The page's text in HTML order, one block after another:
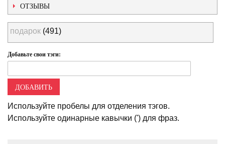
ОТЗЫВЫ
подарок (491)
Добавьте свои тэги:
ДОБАВИТЬ
Используйте пробелы для отделения тэгов.
Используйте одинарные кавычки (') для фраз.